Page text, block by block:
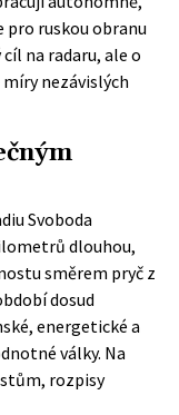
pro ruskou obranu
na radaru, ale o
nezávislých
Svoboda
dlouhou,
směrem pryč z
dosud
energetické a
války. Na
rozpisy